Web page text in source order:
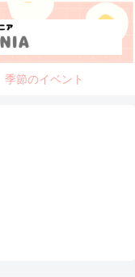
季節のイベント